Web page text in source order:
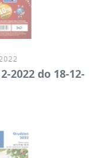
2022 do 18-12-